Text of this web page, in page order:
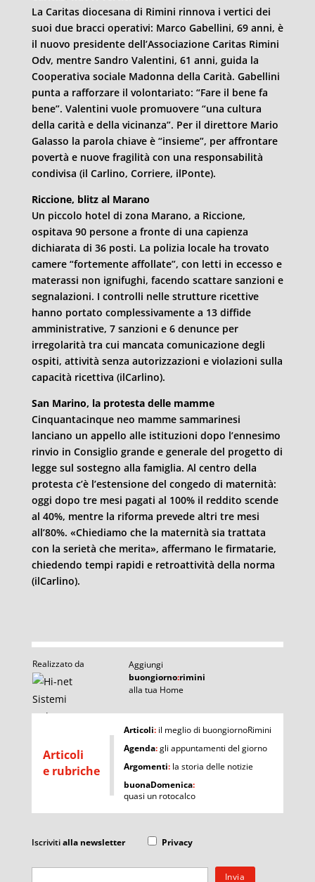
La Caritas diocesana di Rimini rinnova i vertici dei
suoi due bracci operativi: Marco Gabellini, 69 anni, è
il nuovo presidente dell’Associazione Caritas Rimini
Odv, mentre Sandro Valentini, 61 anni, guida la
Cooperativa sociale Madonna della Carità. Gabellini
punta a rafforzare il volontariato: “Fare il bene fa
bene”. Valentini vuole promuovere “una cultura
della carità e della vicinanza”. Per il direttore Mario
Galasso la parola chiave è “insieme”, per affrontare
povertà e nuove fragilità con una responsabilità
condivisa (il Carlino, Corriere, ilPonte).
Riccione, blitz al Marano
Un piccolo hotel di zona Marano, a Riccione,
ospitava 90 persone a fronte di una capienza
dichiarata di 36 posti. La polizia locale ha trovato
camere “fortemente affollate”, con letti in eccesso e
materassi non ignifughi, facendo scattare sanzioni e
segnalazioni. I controlli nelle strutture ricettive
hanno portato complessivamente a 13 diffide
amministrative, 7 sanzioni e 6 denunce per
irregolarità tra cui mancata comunicazione degli
ospiti, attività senza autorizzazioni e violazioni sulla
capacità ricettiva (ilCarlino).
San Marino, la protesta delle mamme
Cinquantacinque neo mamme sammarinesi
lanciano un appello alle istituzioni dopo l’ennesimo
rinvio in Consiglio grande e generale del progetto di
legge sul sostegno alla famiglia. Al centro della
protesta c’è l’estensione del congedo di maternità:
oggi dopo tre mesi pagati al 100% il reddito scende
al 40%, mentre la riforma prevede altri tre mesi
all’80%. «Chiediamo che la maternità sia trattata
con la serietà che merita», affermano le firmatarie,
chiedendo tempi rapidi e retroattività della norma
(ilCarlino).
Realizzato da
Aggiungi
buongiorno:rimini
alla tua Home
Articoli
e rubriche
I Articoli: il meglio di buongiornoRimini
Agenda:gli appuntamenti del giorno
Argomenti: la storia delle notizie
buonaDomenica:
quasi un rotocalco
Iscrivitialla newsletter Privacy